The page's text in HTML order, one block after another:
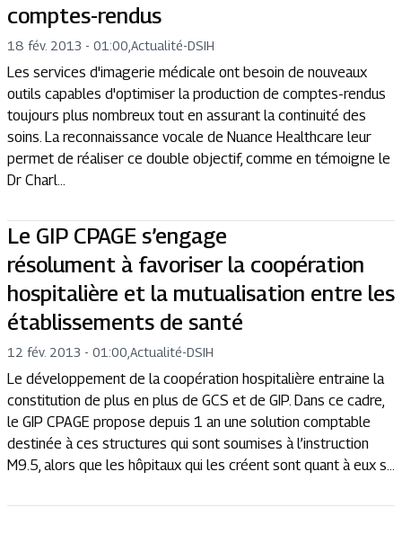
comptes-rendus
18 fév. 2013 - 01:00 Actualité-DSIH
Les services d'imagerie médicale ont besoin de nouveaux
outils capables d'optimiser la production de comptes-rendus
toujours plus nombreux tout en assurant la continuité des
soins. La reconnaissance vocale de Nuance Healthcare leur
permet de réaliser ce double objectif, comme en témoigne le
Dr Charl...
Le GIP CPAGE s’engage
résolument à favoriser la coopération
hospitalière et la mutualisation entre les
établissements de santé
12 fév. 2013 - 01:00 Actualité-DSIH
Le développement de la coopération hospitalière entraine la
constitution de plus en plus de GCS et de GIP. Dans ce cadre,
le GIP CPAGE propose depuis 1 an une solution comptable
destinée à ces structures qui sont soumises à l’instruction
M9.5, alors que les hôpitaux qui les créent sont quant à eux s...